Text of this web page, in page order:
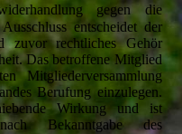
gegen die
entscheidet der
zuvor rechtliches Gehör
Das betroffene Mitglied
Mitgliederversammlung
Berufung einzulegen.
Wirkung und ist
Bekanntgabe des